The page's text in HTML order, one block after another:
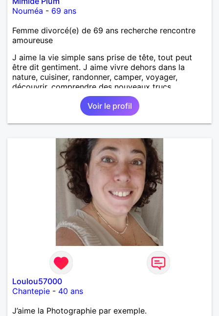
Nouméa - 69 ans
Femme divorcé(e) de 69 ans recherche rencontre
amoureuse
J aime la vie simple sans prise de tête, tout peut
être dit gentiment. J aime vivre dehors dans la
nature, cuisiner, randonner, camper, voyager,
découvrir, comprendre des nouveaux trucs
techniques et sur la vie des êtres vivants. J aime
danser, faire la fête. Je ne bois pratiquement pas d
alcool, je fume rarement, je ris souvent. Je cherche
un vrai amoureux pour continuer à profiter de la vie
en ai marre je veux partagé et rigoler
Voir le profil
Loulou57000
Chantepie - 40 ans
J’aime la Photographie par exemple.